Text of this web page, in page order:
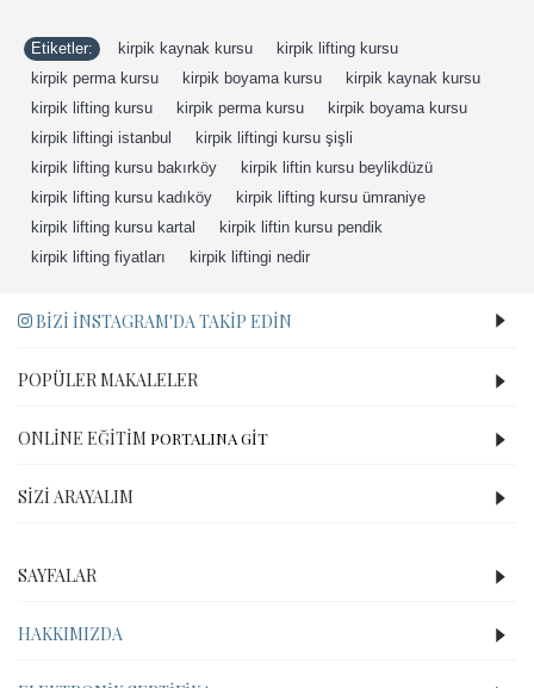
Etiketler: kirpik kaynak kursu kirpik lifting kursu
kirpik perma kursu
kirpik boyama kursu kirpik kaynak kursu
kirpik lifting kursu
kirpik perma kursu kirpik boyama kursu
kirpik liftingi istanbul
kirpik liftingi kursu şişli
kirpik lifting kursu bakırköy
kirpik liftin kursu beylikdüzü
kirpik lifting kursu kadıköy
kirpik lifting kursu ümraniye
kirpik lifting kursu kartal
kirpik liftin kursu pendik
kirpik lifting fiyatları
kirpik liftingi nedir
BIZI İNSTAGRAM'DA TAKIP EDIN
POPÜLER MAKALELER
ONLINE EĞITIM PORTALINA GİT
SIZI ARAYALIM
SAYFALAR
HAKKIMIZDA